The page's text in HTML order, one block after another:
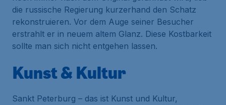
die russische Regierung kurzerhand den Schatz
rekonstruieren. Vor dem Auge seiner Besucher
erstrahlt er in neuem altem Glanz. Diese Kostbarkeit
sollte man sich nicht entgehen lassen.
Kunst & Kultur
Sankt Peterburg – das ist Kunst und Kultur,